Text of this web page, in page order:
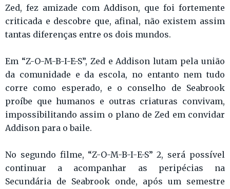
Zed, fez amizade com Addison, que foi fortemente
criticada e descobre que, afinal, não existem assim
tantas diferenças entre os dois mundos.
Em “Z-O-M-B-I-E-S”, Zed e Addison lutam pela união
da comunidade e da escola, no entanto nem tudo
corre como esperado, e o conselho de Seabrook
proíbe que humanos e outras criaturas convivam,
impossibilitando assim o plano de Zed em convidar
Addison para o baile.
No segundo filme, “Z-O-M-B-I-E-S” 2, será possível
continuar a acompanhar as peripécias na
Secundária de Seabrook onde, após um semestre